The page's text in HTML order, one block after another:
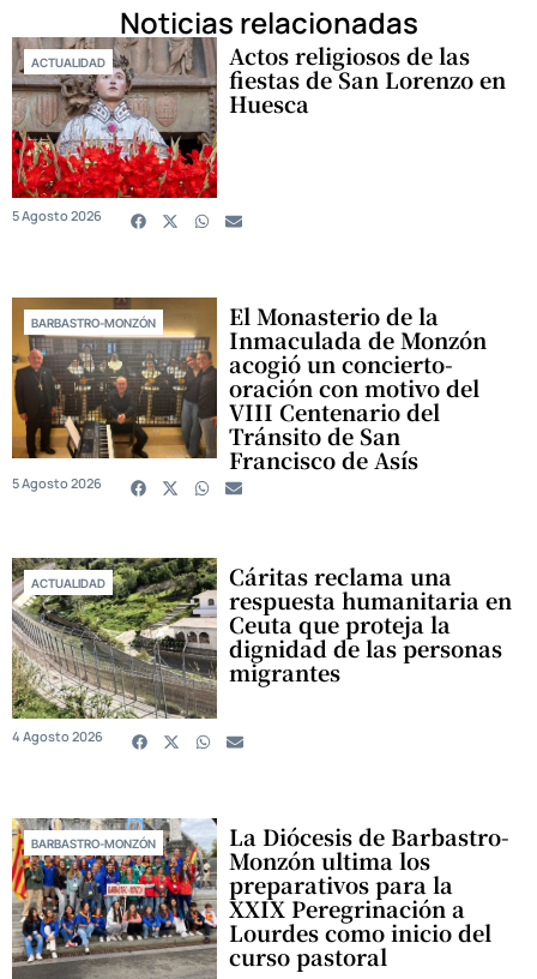
Noticias relacionadas
ACTUALIDAD Actos religiosos de las
fiestas de San Lorenzo en
Huesca
5 Agosto 2026
BARBASTRO-MONZÓN El Monasterio de la
Inmaculada de Monzón
acogió un concierto-
oración con motivo del
VIII Centenario del
Tránsito de San
Francisco de Asís
5 Agosto 2026
ACTUALIDAD Cáritas reclama una
respuesta humanitaria en
Ceuta que proteja la
dignidad de las personas
migrantes
4 Agosto 2026
BARBASTRO-MONZÓN La Diócesis de Barbastro-
Monzón ultima los
preparativos para la
XXIX Peregrinación a
Lourdes como inicio del
curso pastoral